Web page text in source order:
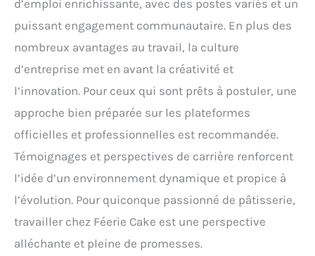
d’emploi enrichissante, avec des postes variés et un
puissant engagement communautaire. En plus des
nombreux avantages au travail, la culture
d’entreprise met en avant la créativité et
l’innovation. Pour ceux qui sont prêts à postuler, une
approche bien préparée sur les plateformes
officielles et professionnelles est recommandée.
Témoignages et perspectives de carrière renforcent
l’idée d’un environnement dynamique et propice à
l’évolution. Pour quiconque passionné de pâtisserie,
travailler chez Féerie Cake est une perspective
alléchante et pleine de promesses.